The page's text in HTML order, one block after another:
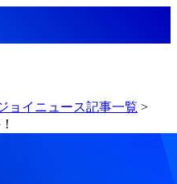
ョイニュース記事一覧